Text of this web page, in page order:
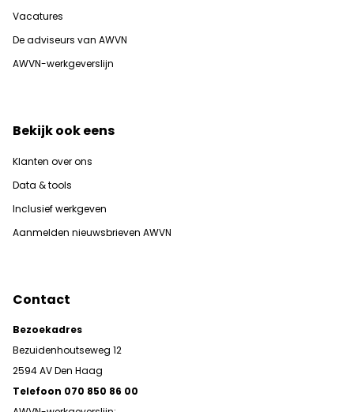
Vacatures
De adviseurs van AWVN
AWVN-werkgeverslijn
Bekijk ook eens
Klanten over ons
Data & tools
Inclusief werkgeven
Aanmelden nieuwsbrieven AWVN
Contact
Bezoekadres
Bezuidenhoutseweg 12
2594 AV Den Haag
Telefoon 070 850 86 00